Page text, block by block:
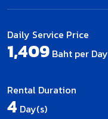
Daily Service Price
1,409 Baht per Day
Rental Duration
4 Day(s)